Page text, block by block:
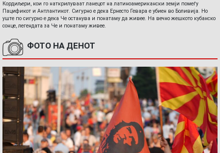
Кордиљери, кои го наткрилуваат ланецот на латиноамерикански земји помеѓу
Пацификот и Антлантикот. Сигурно е дека Ернесто Гевара е убиен во Боливија. Но
уште по сигурно е дека Че останува и понатаму да живее. На вечно жешкото кубанско
сонце, легендата за Че и понатаму живее.
ФОТО НА ДЕНОТ